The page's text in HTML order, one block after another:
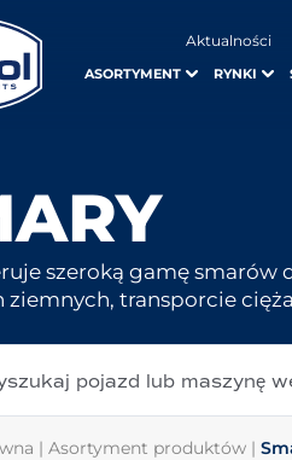
Aktualności
ASORTYMENT RYNKI
szeroką gamę
ziemnych, transporcie
pojazd lub maszynę
|Asortyment produktów |